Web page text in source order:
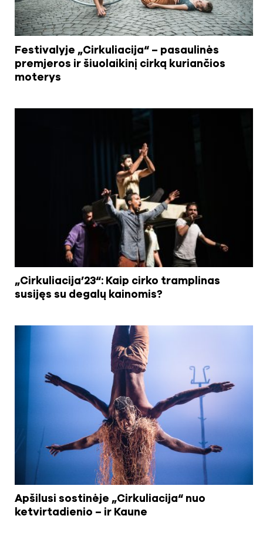
Festivalyje „Cirkuliacija“ – pasaulinės
premjeros ir šiuolaikinį cirką kuriančios
moterys
„Cirkuliacija’23“: Kaip cirko tramplinas
susijęs su degalų kainomis?
Apšilusi sostinėje „Cirkuliacija“ nuo
ketvirtadienio – ir Kaune